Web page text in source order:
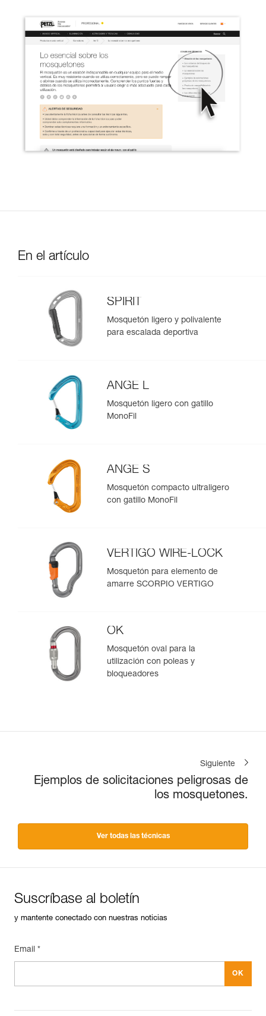
En el artículo
SPIRIT
Mosquetón ligero y polivalente
para escalada deportiva
ANGE L
Mosquetón ligero con gatillo
MonoFil
ANGE S
Mosquetón compacto ultraligero
con gatillo MonoFil
VERTIGO WIRE-LOCK
Mosquetón para elemento de
amarre SCORPIO VERTIGO
OK
Mosquetón oval para la
utilización con poleas y
bloqueadores
Siguiente
Ejemplos de solicitaciones peligrosas de
los mosquetones.
Ver todas las técnicas
Suscríbase al boletín
y mantente conectado con nuestras noticias
Email *